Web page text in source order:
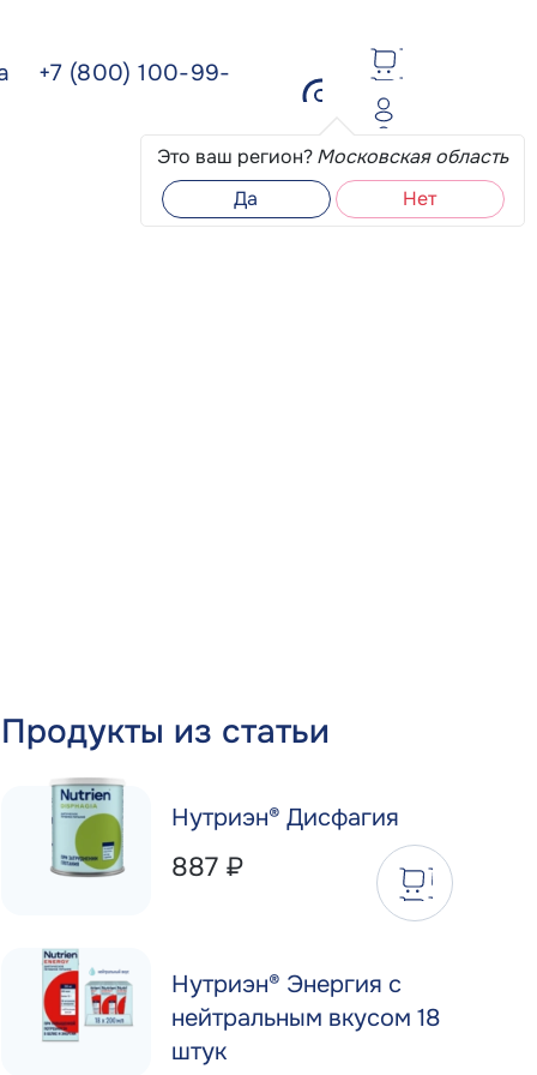
+7 (800) 100-99-
Это ваш регион?Московская область
Да
Нет
Продукты из статьи
Нутриэн® Дисфагия
887 ₽
Нутриэн® Энергия с
нейтральным вкусом 18
штук